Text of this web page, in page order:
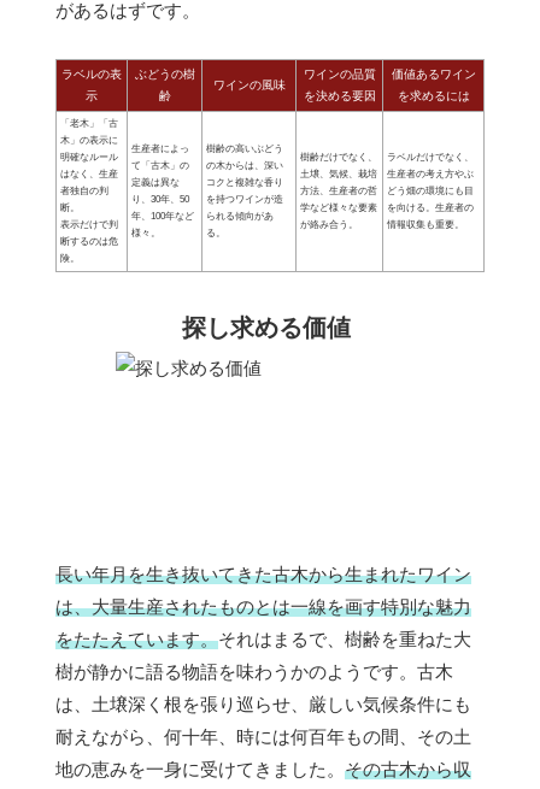
があるはずです。
ラベルの表
示
ぶどうの樹
齢
ワインの風味
ワインの品質
を決める要因
価値あるワイン
を求めるには
「老木」「古
木」の表示に
明確なルール
はなく、生産
者独自の判
断。
表示だけで判
断するのは危
険。
生産者によっ
て「古木」の
定義は異な
り、30年、50
年、100年など
様々。
樹齢の高いぶどう
の木からは、深い
コクと複雑な香り
を持つワインが造
られる傾向があ
る。
樹齢だけでなく、
土壌、気候、栽培
方法、生産者の哲
学など様々な要素
が絡み合う。
ラベルだけでなく、
生産者の考え方やぶ
どう畑の環境にも目
を向ける。生産者の
情報収集も重要。
探し求める価値
長い年月を生き抜いてきた古木から生まれたワイン
は、大量生産されたものとは一線を画す特別な魅力
をたたえています。それはまるで、樹齢を重ねた大
樹が静かに語る物語を味わうかのようです。古木
は、土壌深く根を張り巡らせ、厳しい気候条件にも
耐えながら、何十年、時には何百年もの間、その土
地の恵みを一身に受けてきました。 その古木から収